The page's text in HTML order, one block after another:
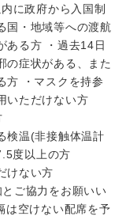
に政府から入国制
国・地域等への渡航
ある方 ・過去14日
の症状がある、また
方 ・マスクを持参
いただけない方
検温(非接触体温計
度以上の方
けない方
ご協力をお願いい
は空けない配席を予